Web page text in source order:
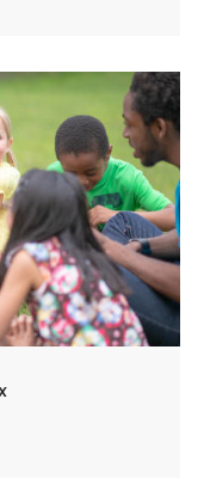
e Entrevaux,
Offriamo
creative e
bambini.